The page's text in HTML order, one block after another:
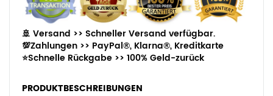
🚢 Versand >> Schneller Versand verfügbar.
💯Zahlungen >> PayPal®, Klarna®, Kreditkarte
⭐Schnelle Rückgabe >> 100% Geld-zurück
PRODUKTBESCHREIBUNGEN